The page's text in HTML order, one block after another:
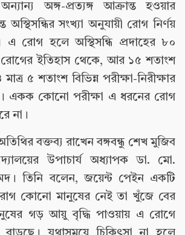
অঙ্গ-প্রত্যঙ্গ আক্রান্ত হওয়ার
অস্থিসন্ধির সংখ্যা অনুযায়ী রোগ নির্ণয়
এ রোগ হলে অস্থিসন্ধি প্রদাহের ৮০
রোগের ইতিহাস থেকে, আর ১৫ শতাংশ
৫ শতাংশ বিভিন্ন পরীক্ষা-নিরীক্ষার
একক কোনো পরীক্ষা এ ধরনের রোগ
না।
বক্তব্য রাখেন বঙ্গবন্ধু শেখ মুজিব
উপাচার্য অধ্যাপক ডা. মো.
তিনি বলেন, জয়েন্ট পেইন একটি
কোনো মানুষের নেই তা খুঁজে বের
গড় আয়ু বৃদ্ধি পাওয়ায় এ রোগে